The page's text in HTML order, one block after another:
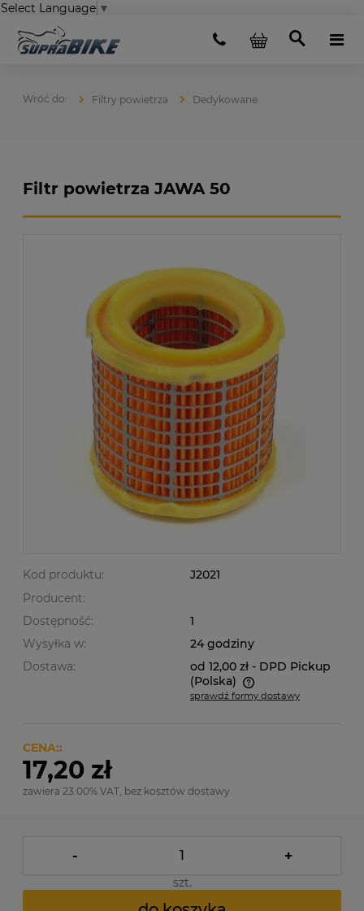
Select Language ▼
Filtry powietrza Dedykowane
Filtr powietrza JAWA 50
Kod produktu:
J2021
Producent:
Dostępność:
1
Wysyłka w:
24 godziny
Dostawa:
od 12,00 zł - DPD Pickup
(Polska)
Cena nie zawiera ewentualnych kosztów płatności
sprawdź formy dostawy
CENA::
17,20 zł
zawiera 23.00% VAT, bez kosztów dostawy
- +
szt.